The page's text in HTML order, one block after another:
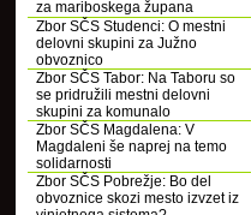
za mariboskega župana
Zbor SČS Studenci: O mestni
delovni skupini za Južno
obvoznico
Zbor SČS Tabor: Na Taboru so
se pridružili mestni delovni
skupini za komunalo
Zbor SČS Magdalena: V
Magdaleni še naprej na temo
solidarnosti
Zbor SČS Pobrežje: Bo del
obvoznice skozi mesto izvzet iz